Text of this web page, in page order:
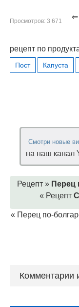
Просмотров: 3 671 ⇐
рецепт по
Пост Капуста
Смотри новые
на наш канал
Рецепт » Перец
« Рецепт
« Перец по-
Комментарии